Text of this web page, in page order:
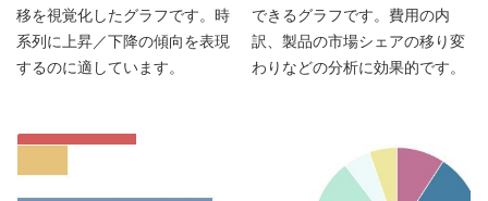
移を視覚化したグラフです。時
系列に上昇／下降の傾向を表現
するのに適しています。
できるグラフです。費用の内
訳、製品の市場シェアの移り変
わりなどの分析に効果的です。